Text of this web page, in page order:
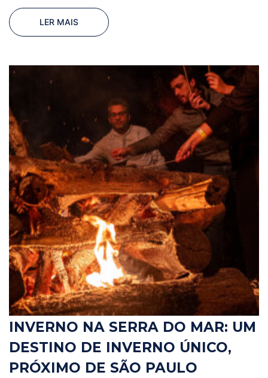
LER MAIS
INVERNO NA SERRA DO MAR: UM
DESTINO DE INVERNO ÚNICO,
PRÓXIMO DE SÃO PAULO